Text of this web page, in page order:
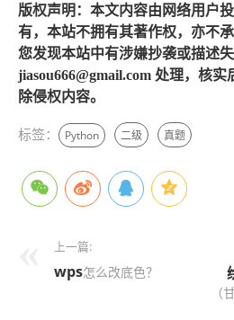
版权声明：本文内容由网络用户
有，本站不拥有其著作权，亦不
您发现本站中有涉嫌抄袭或描述
jiasou666@gmail.com 处理，核
除侵权内容。
标签： Python 二级 真题
上一篇:
wps怎么改底色？
（